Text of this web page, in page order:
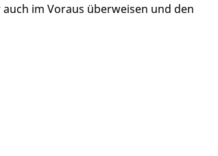
im Voraus überweisen und den